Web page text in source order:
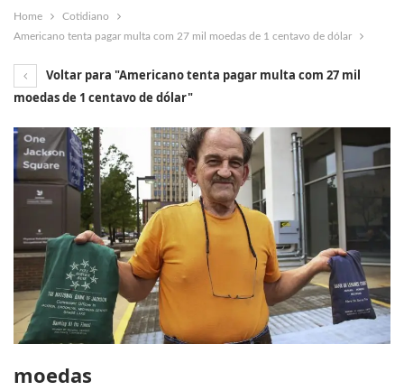
Home
Cotidiano
Americano tenta pagar multa com 27 mil moedas de 1 centavo de dólar
Voltar para "Americano tenta pagar multa com 27 mil
moedas de 1 centavo de dólar"
moedas